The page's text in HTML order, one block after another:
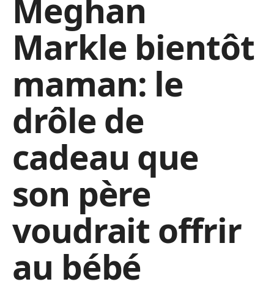
Meghan
Markle bientôt
maman: le
drôle de
cadeau que
son père
voudrait offrir
au bébé